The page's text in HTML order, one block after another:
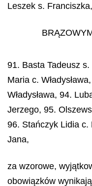
Leszek s. Franciszka,
91. Basta Tadeusz
Maria c.
Władysława, 94.
Jerzego, 95.
96. Stańczyk Lidia c.
Jana,
za wzorowe,
obowiązków